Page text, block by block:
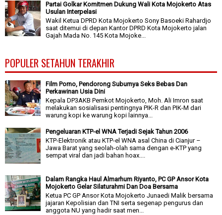
Partai Golkar Komitmen Dukung Wali Kota Mojokerto Atas
Usulan Interpelasi
Wakil Ketua DPRD Kota Mojokerto Sony Basoeki Rahardjo
saat ditemui di depan Kantor DPRD Kota Mojokerto jalan
Gajah Mada No. 145 Kota Mojoke...
POPULER SETAHUN TERAKHIR
Film Porno, Pendorong Suburnya Seks Bebas Dan
Perkawinan Usia Dini
Kepala DP3AKB Pemkot Mojokerto, Moh. Ali Imron saat
melakukan sosialisasi pentingnya PIK-R dan PIK-M dari
warung kopi ke warung kopi lainnya...
Pengeluaran KTP-el WNA Terjadi Sejak Tahun 2006
KTP-Elektronik atau KTP-el WNA asal China di Cianjur –
Jawa Barat yang seolah-olah sama dengan e-KTP yang
sempat viral dan jadi bahan hoax....
Dalam Rangka Haul Almarhum Riyanto, PC GP Ansor Kota
Mojokerto Gelar Silaturahmi Dan Doa Bersama
Ketua PC GP Ansor Kota Mojokerto Junaedi Malik bersama
jajaran Kepolisian dan TNI serta segenap pengurus dan
anggota NU yang hadir saat men...